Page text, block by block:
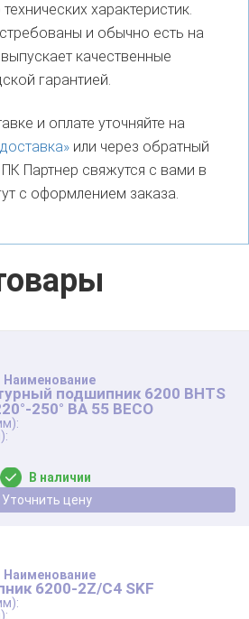
характеристик.
и обычно есть на
качественные
гарантией.
и оплате уточняйте на
или через обратный
Партнер свяжутся с вами в
с оформлением заказа.
подшипник 6200 BHTS
250° BA 55 BECO
В наличии
Уточнить цену
6200-2Z/C4 SKF